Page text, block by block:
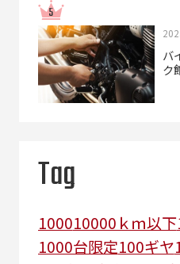
バ
ク
Tag
100010000ｋｍ以下
1000台限定100ギヤ